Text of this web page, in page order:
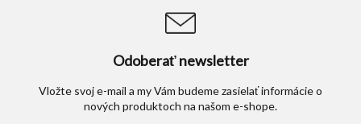
Odoberať newsletter
Vložte svoj e-mail a my Vám budeme zasielať informácie o
nových produktoch na našom e-shope.